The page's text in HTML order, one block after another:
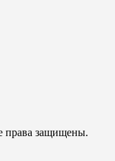
права защищены.